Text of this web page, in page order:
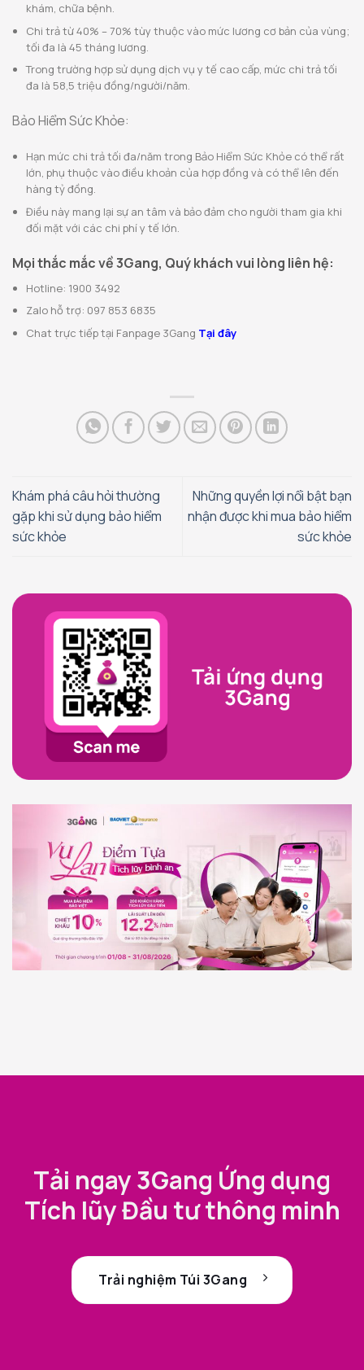
khám, chữa bệnh.
Chi trả từ 40% – 70% tùy thuộc vào mức lương cơ bản của vùng;
tối đa là 45 tháng lương.
Trong trường hợp sử dụng dịch vụ y tế cao cấp, mức chi trả tối
đa là 58,5 triệu đồng/người/năm.
Bảo Hiểm Sức Khỏe:
Hạn mức chi trả tối đa/năm trong Bảo Hiểm Sức Khỏe có thể rất
lớn, phụ thuộc vào điều khoản của hợp đồng và có thể lên đến
hàng tỷ đồng.
Điều này mang lại sự an tâm và bảo đảm cho người tham gia khi
đối mặt với các chi phí y tế lớn.
Mọi thắc mắc về 3Gang, Quý khách vui lòng liên hệ:
Hotline: 1900 3492
Zalo hỗ trợ: 097 853 6835
Chat trực tiếp tại Fanpage 3Gang Tại đây
Khám phá câu hỏi thường
gặp khi sử dụng bảo hiểm
sức khỏe
Những quyền lợi nổi bật bạn
nhận được khi mua bảo hiểm
sức khỏe
Tải ngay 3Gang Ứng dụng
Tích lũy Đầu tư thông minh
Trải nghiệm Túi 3Gang